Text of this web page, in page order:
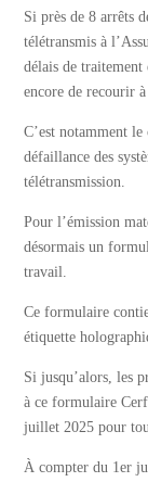
Si près de 8 arrêts
télétransmis à
délais de traitement
encore de recourir
C’est notamment
défaillance des
télétransmission.
Pour l’émission
désormais un
travail.
Ce formulaire
étiquette
Si jusqu’alors, les
à ce formulaire
juillet 2025 pour
À compter du 1er